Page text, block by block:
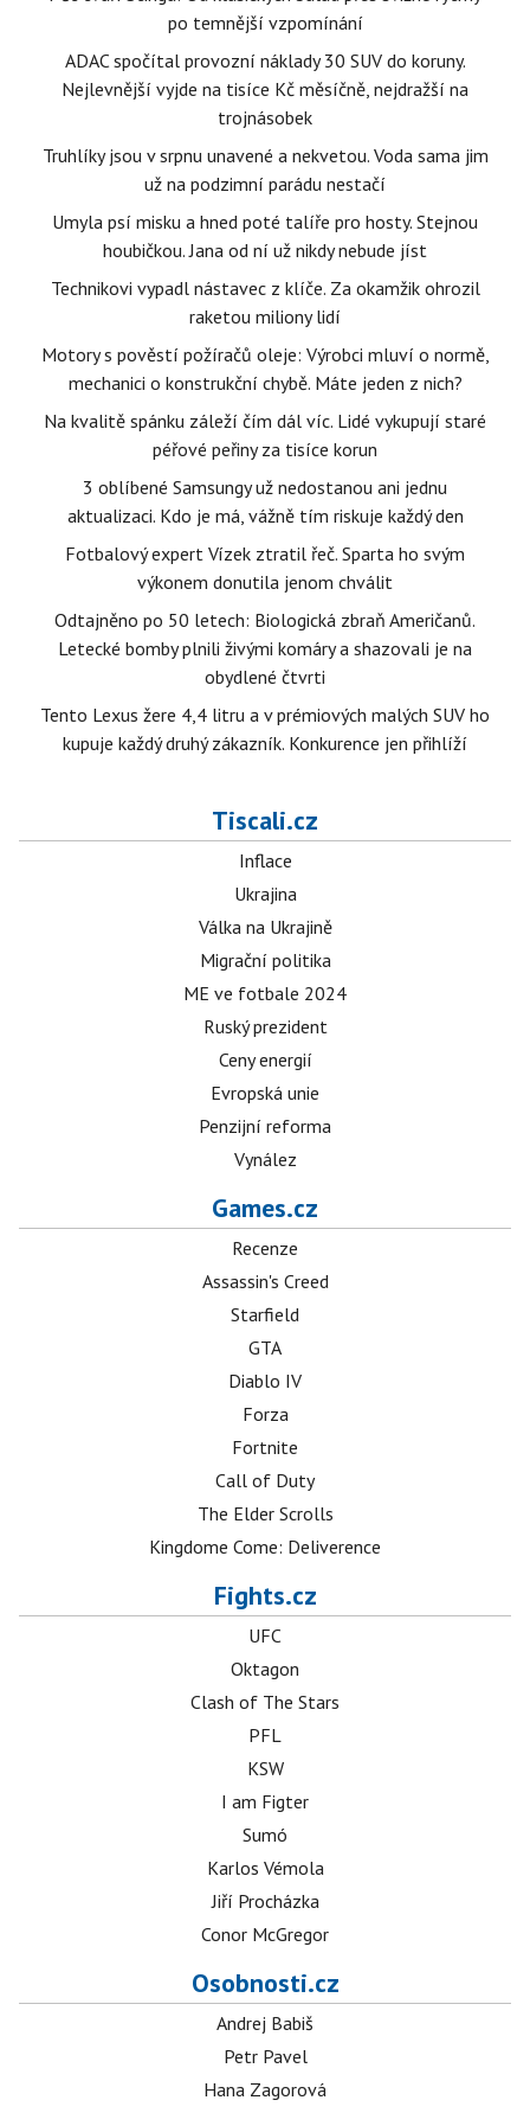
po temnější vzpomínání
ADAC spočítal provozní náklady 30 SUV do koruny.
Nejlevnější vyjde na tisíce Kč měsíčně, nejdražší na
trojnásobek
Truhlíky jsou v srpnu unavené a nekvetou. Voda sama jim
už na podzimní parádu nestačí
Umyla psí misku a hned poté talíře pro hosty. Stejnou
houbičkou. Jana od ní už nikdy nebude jíst
Technikovi vypadl nástavec z klíče. Za okamžik ohrozil
raketou miliony lidí
Motory s pověstí požíračů oleje: Výrobci mluví o normě,
mechanici o konstrukční chybě. Máte jeden z nich?
Na kvalitě spánku záleží čím dál víc. Lidé vykupují staré
péřové peřiny za tisíce korun
3 oblíbené Samsungy už nedostanou ani jednu
aktualizaci. Kdo je má, vážně tím riskuje každý den
Fotbalový expert Vízek ztratil řeč. Sparta ho svým
výkonem donutila jenom chválit
Odtajněno po 50 letech: Biologická zbraň Američanů.
Letecké bomby plnili živými komáry a shazovali je na
obydlené čtvrti
Tento Lexus žere 4,4 litru a v prémiových malých SUV ho
kupuje každý druhý zákazník. Konkurence jen přihlíží
Tiscali.cz
Inflace
Ukrajina
Válka na Ukrajině
Migrační politika
ME ve fotbale 2024
Ruský prezident
Ceny energií
Evropská unie
Penzijní reforma
Vynález
Games.cz
Recenze
Assassin's Creed
Starfield
GTA
Diablo IV
Forza
Fortnite
Call of Duty
The Elder Scrolls
Kingdome Come: Deliverence
Fights.cz
UFC
Oktagon
Clash of The Stars
PFL
KSW
I am Figter
Sumó
Karlos Vémola
Jiří Procházka
Conor McGregor
Osobnosti.cz
Andrej Babiš
Petr Pavel
Hana Zagorová